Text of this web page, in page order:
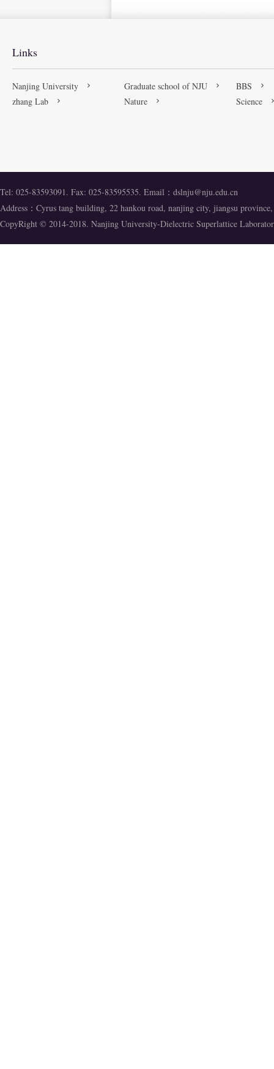
Links
Nanjing University Graduate school of NJU
BBS
zhang Lab
Nature Science
Tel: 025-83593091. Fax: 025-83595535. Email： dslnju@nju.edu.cn
Address：Cyrus tang building, 22 hankou road, nanjing city, jiangsu
CopyRight © 2014-2018. Nanjing University-Dielectric Superlattice